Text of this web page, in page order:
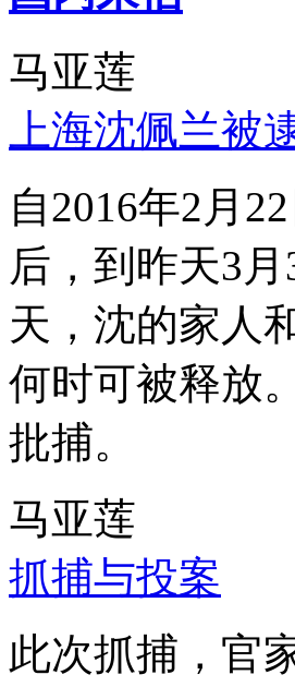
马亚莲
上海沈佩兰被
自2016年2月
后，到昨天3
天，沈的家人
何时可被释放
批捕。
马亚莲
抓捕与投案
此次抓捕，官